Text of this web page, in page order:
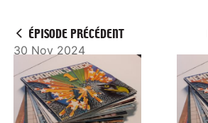
ÉPISODE PRÉCÉDENT
30 Nov 2024